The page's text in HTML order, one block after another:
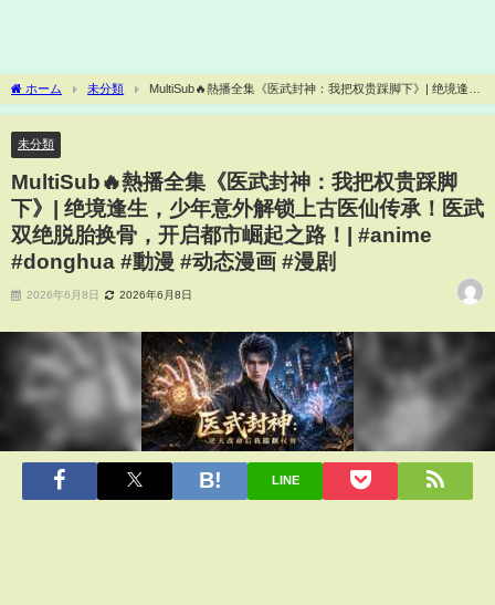
ホーム 未分類
MultiSub🔥熱播全集《医武封神：我把权贵踩脚下》| 绝境逢
生，少年意外解锁上古医仙传承！医武双绝脱胎换骨，开启都市崛起之路！| #anime
未分類
MultiSub🔥熱播全集《医武封神：我把权贵踩脚
下》| 绝境逢生，少年意外解锁上古医仙传承！医武
双绝脱胎换骨，开启都市崛起之路！| #anime
#donghua #動漫 #动态漫画 #漫剧
2026年6月8日 2026年6月8日
LINE